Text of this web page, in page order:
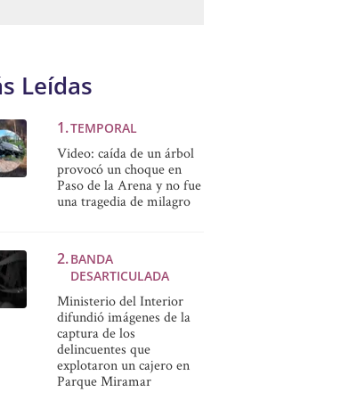
Leídas
TEMPORAL
Video: caída de un árbol
provocó un choque en
Paso de la Arena y no fue
una tragedia de milagro
BANDA
DESARTICULADA
Ministerio del Interior
difundió imágenes de la
captura de los
delincuentes que
explotaron un cajero en
Parque Miramar